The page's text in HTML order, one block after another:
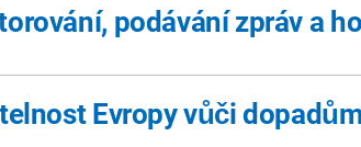
podávání zpráv a
Evropy vůči